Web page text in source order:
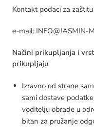
Kontakt podaci za
e-mail: INFO@JASMIN-
Načini prikupljanja i
prikupljaju
Izravno od strane
sami dostave
voditelju obrade u
bitan za pružanje